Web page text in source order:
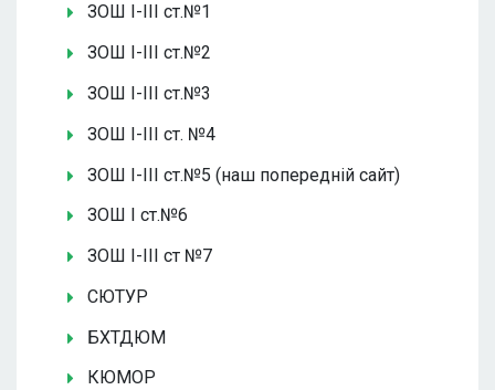
ЗОШ І-ІІІ ст.№1
ЗОШ І-ІІІ ст.№2
ЗОШ І-ІІІ ст.№3
ЗОШ І-ІІІ ст. №4
ЗОШ І-ІІІ ст.№5 (наш попередній сайт)
ЗОШ І ст.№6
ЗОШ І-ІІІ ст №7
СЮТУР
БХТДЮМ
КЮМОР